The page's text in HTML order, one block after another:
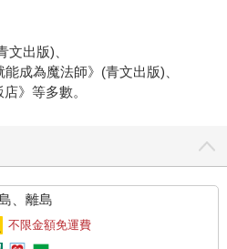
文出版)、
成為魔法師》(青文出版)、
》等多數。
、離島
不限金額免運費